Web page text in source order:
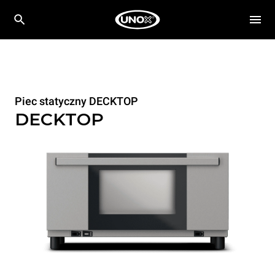
Piec statyczny DECKTOP
DECKTOP